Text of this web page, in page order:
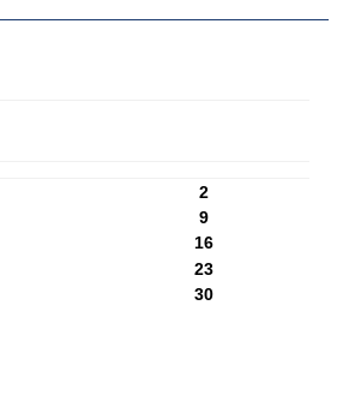
2
9
16
23
30